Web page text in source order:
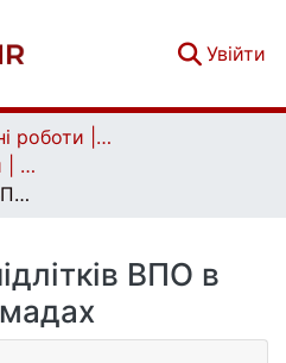
Увійти
Кваліфікаційні роботи | Qualifying works
Бакалаврські роботи | Bachelor theses
Інтеграція підлітків ВПО в громадах
ВПО в